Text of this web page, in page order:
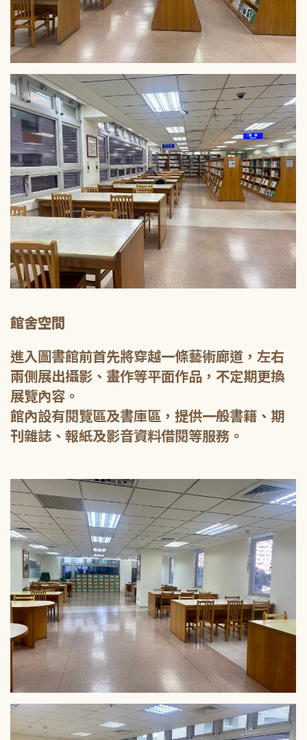
館舍空間
進入圖書館前首先將穿越一條藝術廊道，左右
兩側展出攝影、畫作等平面作品，不定期更換
展覽內容。
館內設有閱覽區及書庫區，提供一般書籍、期
刊雜誌、報紙及影音資料借閱等服務。